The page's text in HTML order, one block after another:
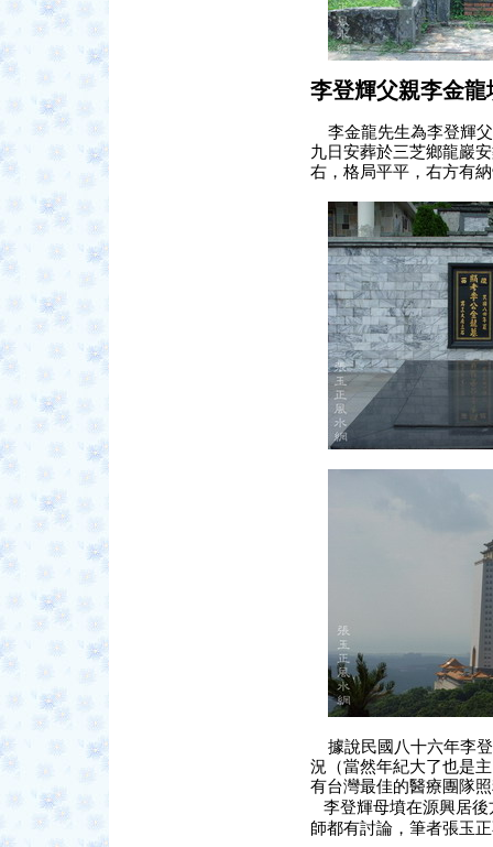
李登輝父親李金龍
李金龍先生為李登輝
九日安葬於三芝鄉龍巖
右，格局平平，右方有
據說民國八十六年李
況（當然年紀大了也是
有台灣最佳的醫療團隊
李登輝母墳在源興居後
師都有討論，筆者張玉